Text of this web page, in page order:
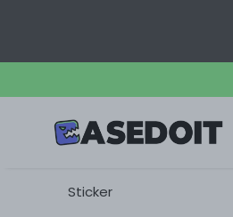
Sticker